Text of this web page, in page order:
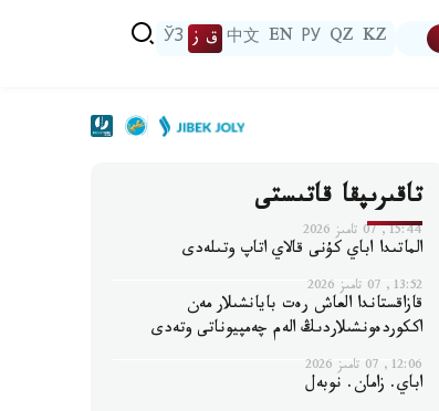
KZ
QZ
РУ
EN
中文 ق ز ЎЗ
تاقىرىپقا قاتىستى
15:44, 07 تامىز 2026
الماتىدا اباي كۇنى قالاي اتاپ وتىلەدى
13:52, 07 تامىز 2026
قازاقستاندا العاش رەت بايانشىلار مەن
اككوردەونشىلاردىڭ الەم چەمپيوناتى وتەدى
12:06, 07 تامىز 2026
اباي. زامان. نوبەل